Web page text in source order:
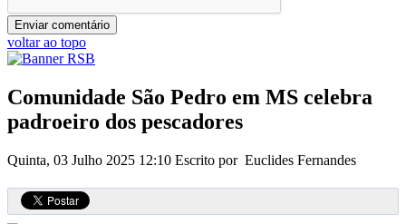
voltar ao topo
Comunidade São Pedro em MS celebra
padroeiro dos pescadores
Quinta, 03 Julho 2025 12:10 Escrito por Euclides Fernandes